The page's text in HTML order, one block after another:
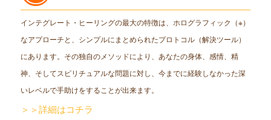
インテグレート・ヒーリングの最大の特徴は、ホログラフィック（※）
なアプローチと、シンプルにまとめられたプロトコル（解決ツール）
にあります。その独自のメソッドにより、あなたの身体、感情、精
神、そしてスピリチュアルな問題に対し、今までに経験しなかった深
いレベルで手助けをすることが出来ます。
＞＞詳細はコチラ